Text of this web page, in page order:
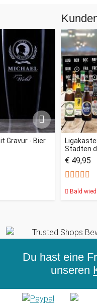
Gravur - Bier
Städten
€ 49,95
Bald
Du hast eine
unseren